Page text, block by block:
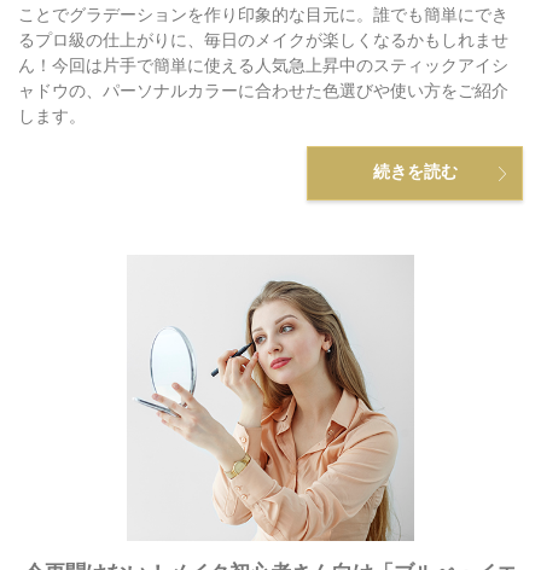
ことでグラデーションを作り印象的な目元に。誰でも簡単にでき
るプロ級の仕上がりに、毎日のメイクが楽しくなるかもしれませ
ん！今回は片手で簡単に使える人気急上昇中のスティックアイシ
ャドウの、パーソナルカラーに合わせた色選びや使い方をご紹介
します。
続きを読む